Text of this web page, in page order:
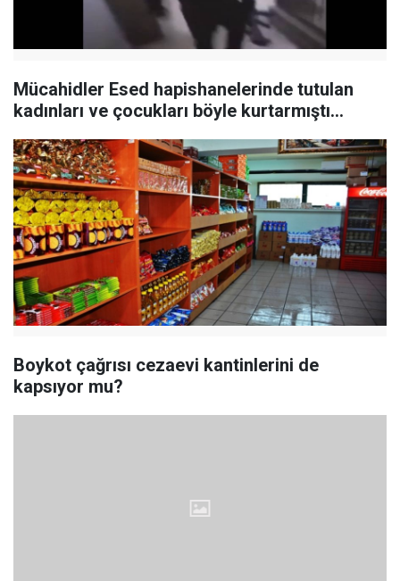
Mücahidler Esed hapishanelerinde tutulan
kadınları ve çocukları böyle kurtarmıştı...
Boykot çağrısı cezaevi kantinlerini de
kapsıyor mu?